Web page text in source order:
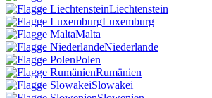
Liechtenstein
Luxemburg
Malta
Niederlande
Polen
Rumänien
Slowakei